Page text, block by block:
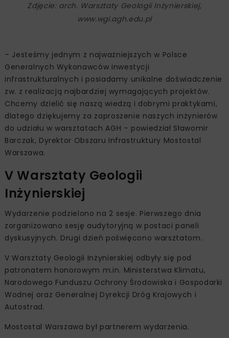
Zdjęcie: arch. Warsztaty Geologii Inżynierskiej,
www.wgi.agh.edu.pl
– Jesteśmy jednym z najważniejszych w Polsce
Generalnych Wykonawców inwestycji
infrastrukturalnych i posiadamy unikalne doświadczenie
zw. z realizacją najbardziej wymagających projektów.
Chcemy dzielić się naszą wiedzą i dobrymi praktykami,
dlatego dziękujemy za zaproszenie naszych inżynierów
do udziału w warsztatach AGH – powiedział Sławomir
Barczak, Dyrektor Obszaru Infrastruktury Mostostal
Warszawa.
V Warsztaty Geologii
Inżynierskiej
Wydarzenie podzielono na 2 sesje. Pierwszego dnia
zorganizowano sesję audytoryjną w postaci paneli
dyskusyjnych. Drugi dzień poświęcono warsztatom.
V Warsztaty Geologii Inżynierskiej odbyły się pod
patronatem honorowym m.in. Ministerstwa Klimatu,
Narodowego Funduszu Ochrony Środowiska i Gospodarki
Wodnej oraz Generalnej Dyrekcji Dróg Krajowych i
Autostrad.
Mostostal Warszawa był partnerem wydarzenia.